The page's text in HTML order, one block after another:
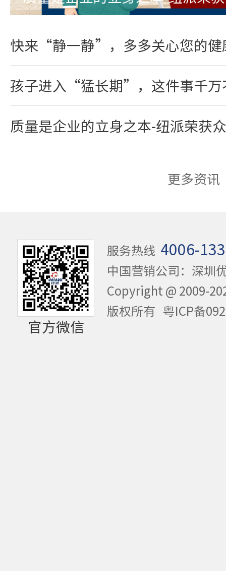
快来“静一静”，多多关心您的健
孩子进入“猛长期”，这件事千万
质量是企业的立身之本-纽派荣获
更多资讯
官方微信
服务热线 4006-
中国营销公司：深圳
Copyright @ 2009-
版权所有
粤ICP备